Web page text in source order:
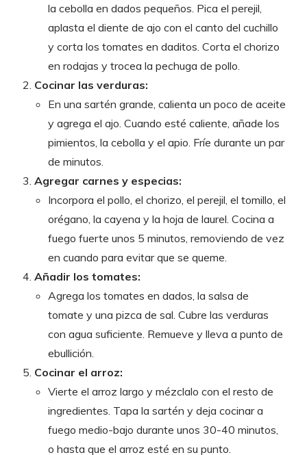
la cebolla en dados pequeños. Pica el perejil,
aplasta el diente de ajo con el canto del cuchillo
y corta los tomates en daditos. Corta el chorizo
en rodajas y trocea la pechuga de pollo.
Cocinar las verduras:
En una sartén grande, calienta un poco de aceite
y agrega el ajo. Cuando esté caliente, añade los
pimientos, la cebolla y el apio. Fríe durante un par
de minutos.
Agregar carnes y especias:
Incorpora el pollo, el chorizo, el perejil, el tomillo, el
orégano, la cayena y la hoja de laurel. Cocina a
fuego fuerte unos 5 minutos, removiendo de vez
en cuando para evitar que se queme.
Añadir los tomates:
Agrega los tomates en dados, la salsa de
tomate y una pizca de sal. Cubre las verduras
con agua suficiente. Remueve y lleva a punto de
ebullición.
Cocinar el arroz:
Vierte el arroz largo y mézclalo con el resto de
ingredientes. Tapa la sartén y deja cocinar a
fuego medio-bajo durante unos 30-40 minutos,
o hasta que el arroz esté en su punto.